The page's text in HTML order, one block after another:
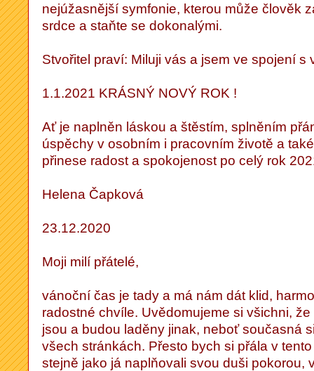
nejúžasnější symfonie, kterou může člověk
srdce a staňte se dokonalými.
Stvořitel praví: Miluji vás a jsem ve spojení s
1.1.2021 KRÁSNÝ NOVÝ ROK !
Ať je naplněn láskou a štěstím, splněním
úspěchy v osobním i pracovním životě a
přinese radost a spokojenost po celý rok
Helena Čapková
23.12.2020
Moji milí přátelé,
vánoční čas je tady a má nám dát klid,
radostné chvíle. Uvědomujeme si všichni,
jsou a budou laděny jinak, neboť současná
všech stránkách. Přesto bych si přála v
stejně jako já naplňovali svou duši pokorou,